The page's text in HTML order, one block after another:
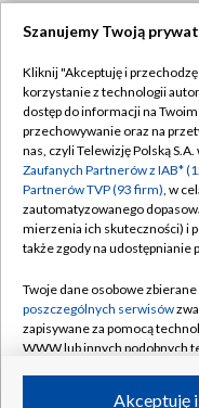
Abonament TVP
Emisja w TVP
Centrum informacji
Naziemna Telewizja
Rada Programowa
System NOS
Informacje o nadawcy
Szanujemy Twoją
Kliknij "Akceptuję i
korzystanie z technologii
dostęp do informacji na
przechowywanie oraz na
nas, czyli Telewizję Polską
Zaufanych Partnerów z IAB*
Partnerów TVP (93 firm), w
zautomatyzowanego
mierzenia ich skuteczności) i
także zgody na udostępnianie
Twoje dane osobowe
poszczególnych serwisów
zapisywane za pomocą
WWW lub innych podobnych
Akceptuję